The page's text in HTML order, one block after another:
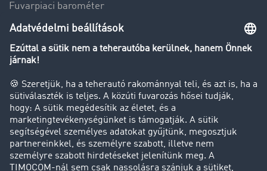
Fuvarpiaci barométer
Transzportlexikon
Tehergépkocsi-forgalomkorlátozás
Cég
Sikertörténetek
Ügyfél hoz ügyfelet